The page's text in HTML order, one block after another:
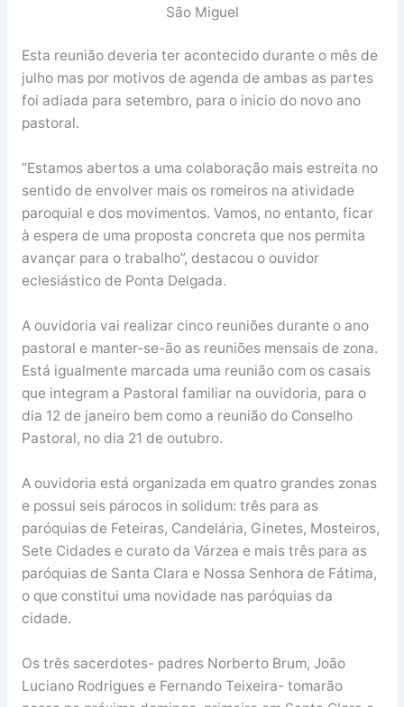
São Miguel
Esta reunião deveria ter acontecido durante o mês de
julho mas por motivos de agenda de ambas as partes
foi adiada para setembro, para o inicio do novo ano
pastoral.
“Estamos abertos a uma colaboração mais estreita no
sentido de envolver mais os romeiros na atividade
paroquial e dos movimentos. Vamos, no entanto, ficar
à espera de uma proposta concreta que nos permita
avançar para o trabalho”, destacou o ouvidor
eclesiástico de Ponta Delgada.
A ouvidoria vai realizar cinco reuniões durante o ano
pastoral e manter-se-ão as reuniões mensais de zona.
Está igualmente marcada uma reunião com os casais
que integram a Pastoral familiar na ouvidoria, para o
dia 12 de janeiro bem como a reunião do Conselho
Pastoral, no dia 21 de outubro.
A ouvidoria está organizada em quatro grandes zonas
e possui seis párocos in solidum: três para as
paróquias de Feteiras, Candelária, Ginetes, Mosteiros,
Sete Cidades e curato da Várzea e mais três para as
paróquias de Santa Clara e Nossa Senhora de Fátima,
o que constitui uma novidade nas paróquias da
cidade.
Os três sacerdotes- padres Norberto Brum, João
Luciano Rodrigues e Fernando Teixeira- tomarão